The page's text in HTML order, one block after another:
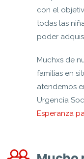
con el
todas las
poder
Muchxs de
familias en
atendemos
Urgencia
Esperanza